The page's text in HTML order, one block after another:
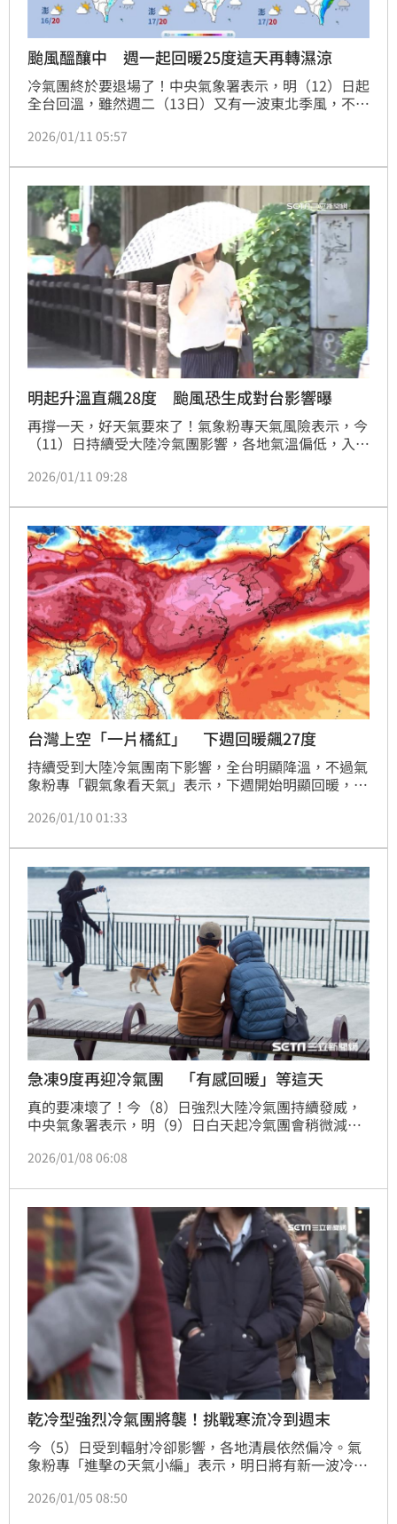
颱風醞釀中 週一起回暖25度這天再轉濕涼
冷氣團終於要退場了！中央氣象署表示，明（12）日起
全台回溫，雖然週二（13日）又有一波東北季風，不過
濕涼，基隆北海岸、大台北山區、東半部及恆春半島要
形，是否形成今年一號颱風仍待觀察。
2026/01/11 05:57
明起升溫直飆28度 颱風恐生成對台影響曝
再撐一天，好天氣要來了！氣象粉專天氣風險表示，今
（11）日持續受大陸冷氣團影響，各地氣溫偏低，入夜
地白溫可以回升到20度以上，到了週五各地高溫可以來
號，就算變成颱風，對台灣也應該無影響。
2026/01/11 09:28
台灣上空「一片橘紅」 下週回暖飆27度
持續受到大陸冷氣團南下影響，全台明顯降溫，不過氣
象粉專「觀氣象看天氣」表示，下週開始明顯回暖，且
末。
2026/01/10 01:33
急凍9度再迎冷氣團 「有感回暖」等這天
真的要凍壞了！今（8）日強烈大陸冷氣團持續發威，
中央氣象署表示，明（9）日白天起冷氣團會稍微減
探9度。週六（10日）晚間將再有一波冷氣團接力南
要等到下週三至下週四（14日至15日）。
2026/01/08 06:08
乾冷型強烈冷氣團將襲！挑戰寒流冷到週末
今（5）日受到輻射冷卻影響，各地清晨依然偏冷。氣
象粉專「進擊の天氣小編」表示，明日將有新一波冷空
2026/01/05 08:50